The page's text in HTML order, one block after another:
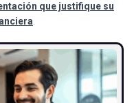
que justifique su
.